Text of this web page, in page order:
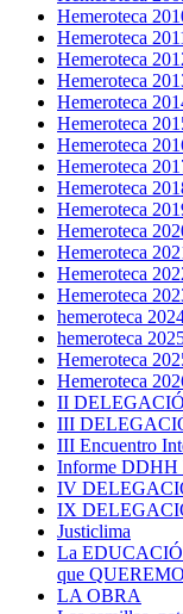
Hemeroteca
Hemeroteca
Hemeroteca
Hemeroteca
Hemeroteca
Hemeroteca
Hemeroteca
Hemeroteca
Hemeroteca
Hemeroteca
Hemeroteca
Hemeroteca
Hemeroteca
Hemeroteca
hemeroteca
hemeroteca
Hemeroteca
Hemeroteca
II
III
III Encuentro
Informe DDHH
IV
IX
Justiclima
La
que
LA OBRA